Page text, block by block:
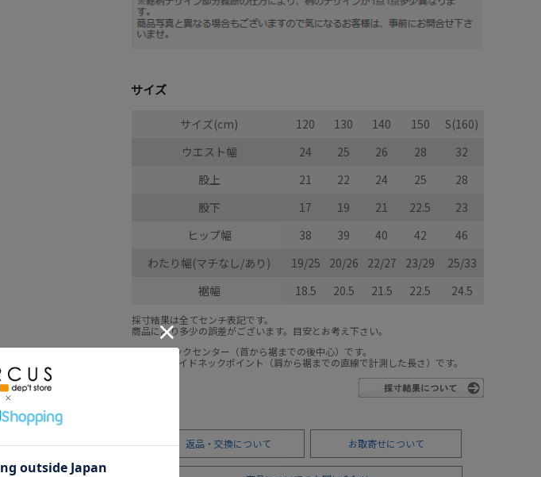
サイズ
サイズ(cm) 120 130 140 150
S(160)
ウエスト幅
24 25 26 28
32
股上
21 22 24 25
28
股下
17 19 21 22.5
23
ヒップ幅
38 39 40 42
46
わたり幅(マチなし/あり)
19/25 20/26 22/27 23/29
25/33
裾幅
18.5 20.5 21.5 22.5 24.5
採寸結果は全てセンチ表記です。
商品により多少の誤差がございます。目安とお考え下さい。
※BCはバックセンター（首から裾までの後中心）です。
※SNPはサイドネックポイント（肩から裾までの直線で計測した長さ）です。
返品・交換について お取寄せについて